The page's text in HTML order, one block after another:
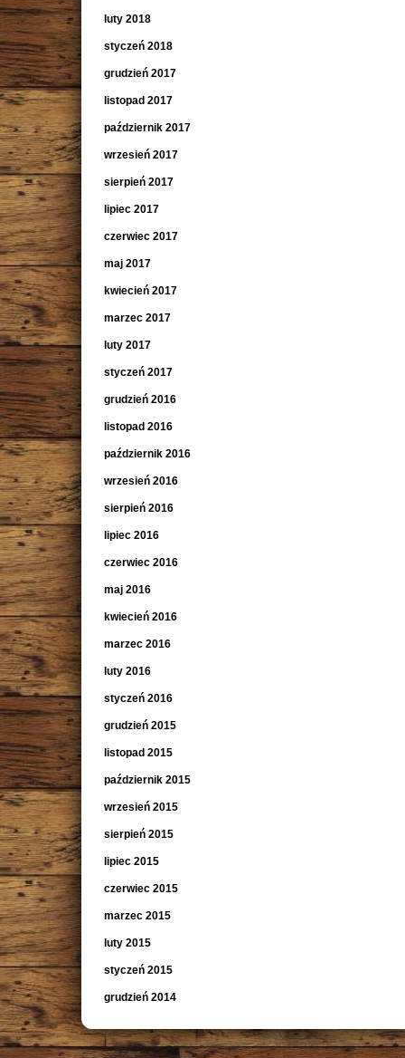
luty 2018
styczeń 2018
grudzień 2017
listopad 2017
październik 2017
wrzesień 2017
sierpień 2017
lipiec 2017
czerwiec 2017
maj 2017
kwiecień 2017
marzec 2017
luty 2017
styczeń 2017
grudzień 2016
listopad 2016
październik 2016
wrzesień 2016
sierpień 2016
lipiec 2016
czerwiec 2016
maj 2016
kwiecień 2016
marzec 2016
luty 2016
styczeń 2016
grudzień 2015
listopad 2015
październik 2015
wrzesień 2015
sierpień 2015
lipiec 2015
czerwiec 2015
marzec 2015
luty 2015
styczeń 2015
grudzień 2014